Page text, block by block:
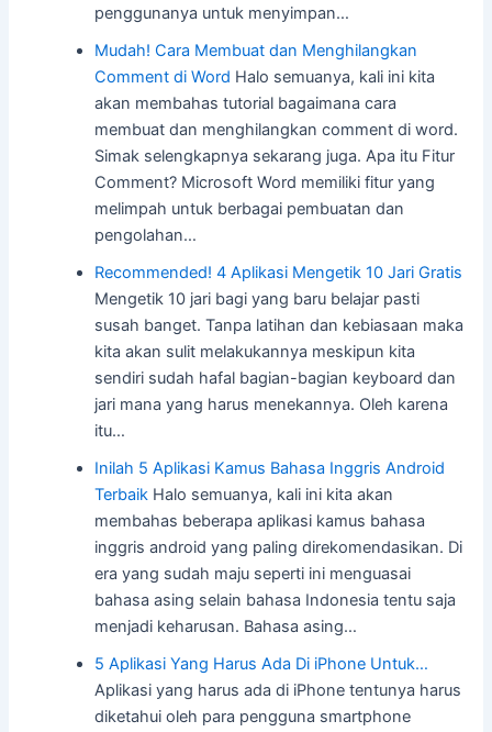
penggunanya untuk menyimpan…
Mudah! Cara Membuat dan Menghilangkan
Comment di Word Halo semuanya, kali ini kita
akan membahas tutorial bagaimana cara
membuat dan menghilangkan comment di word.
Simak selengkapnya sekarang juga. Apa itu Fitur
Comment? Microsoft Word memiliki fitur yang
melimpah untuk berbagai pembuatan dan
pengolahan…
Recommended! 4 Aplikasi Mengetik 10 Jari Gratis
Mengetik 10 jari bagi yang baru belajar pasti
susah banget. Tanpa latihan dan kebiasaan maka
kita akan sulit melakukannya meskipun kita
sendiri sudah hafal bagian-bagian keyboard dan
jari mana yang harus menekannya. Oleh karena
itu…
Inilah 5 Aplikasi Kamus Bahasa Inggris Android
Terbaik Halo semuanya, kali ini kita akan
membahas beberapa aplikasi kamus bahasa
inggris android yang paling direkomendasikan. Di
era yang sudah maju seperti ini menguasai
bahasa asing selain bahasa Indonesia tentu saja
menjadi keharusan. Bahasa asing…
5 Aplikasi Yang Harus Ada Di iPhone Untuk…
Aplikasi yang harus ada di iPhone tentunya harus
diketahui oleh para pengguna smartphone